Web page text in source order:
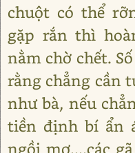
chuột có thể
gặp rắn thì
nằm chờ chết.
rằng chẳng cần
như bà, nếu
tiền định bí ẩn
ngồi mơ....các